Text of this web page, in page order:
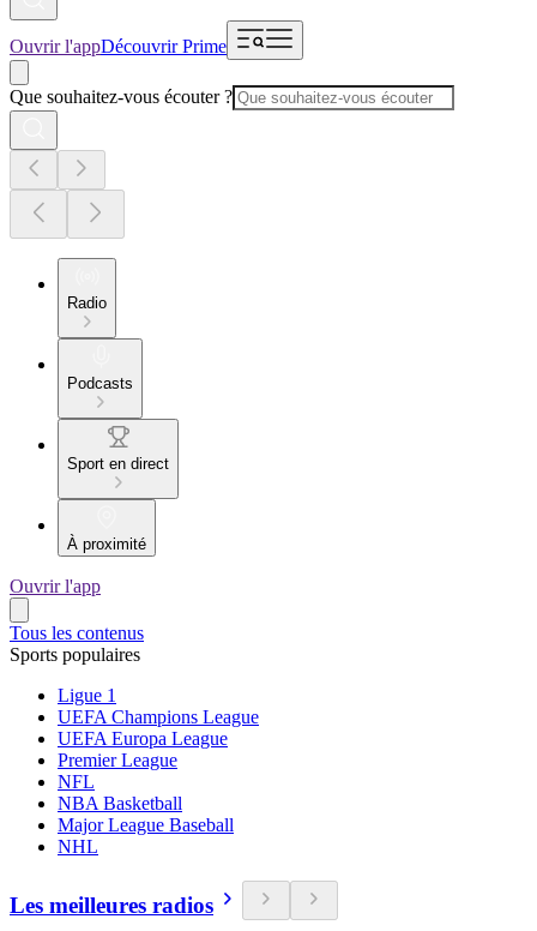
Ouvrir l'appDécouvrir Prime
Que souhaitez-vous écouter ?
Radio
Podcasts
Sport en direct
À proximité
Ouvrir l'app
Tous les contenus
Sports populaires
Ligue 1
UEFA Champions League
UEFA Europa League
Premier League
NFL
NBA Basketball
Major League Baseball
NHL
Les meilleures radios